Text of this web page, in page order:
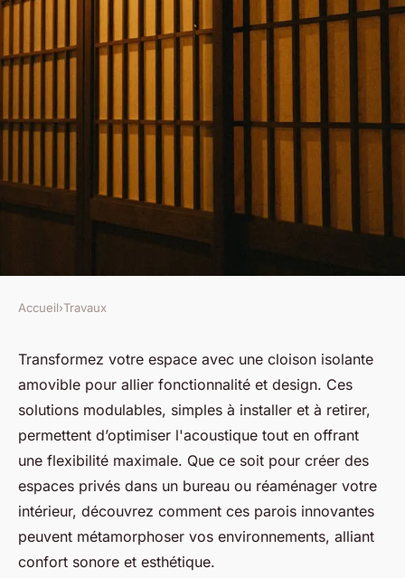
Transformez votre espace avec
une cloison isolante amovible
Iris•20 mars 2025•4 min de lecture
Accueil›Travaux
Transformez votre espace avec une cloison isolante
amovible pour allier fonctionnalité et design. Ces
solutions modulables, simples à installer et à retirer,
permettent d’optimiser l'acoustique tout en offrant
une flexibilité maximale. Que ce soit pour créer des
espaces privés dans un bureau ou réaménager votre
intérieur, découvrez comment ces parois innovantes
peuvent métamorphoser vos environnements, alliant
confort sonore et esthétique.